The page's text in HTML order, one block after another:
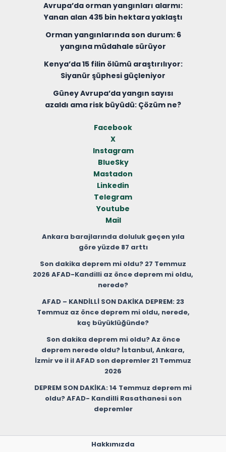
Avrupa’da orman yangınları alarmı:
Yanan alan 435 bin hektara yaklaştı
Orman yangınlarında son durum: 6
yangına müdahale sürüyor
Kenya’da 15 filin ölümü araştırılıyor:
Siyanür şüphesi güçleniyor
Güney Avrupa’da yangın sayısı
azaldı ama risk büyüdü: Çözüm ne?
Facebook
X
Instagram
BlueSky
Mastadon
Linkedin
Telegram
Youtube
Mail
Ankara barajlarında doluluk geçen yıla
göre yüzde 87 arttı
Son dakika deprem mi oldu? 27 Temmuz
2026 AFAD-Kandilli az önce deprem mi oldu,
nerede?
AFAD – KANDİLLİ SON DAKİKA DEPREM: 23
Temmuz az önce deprem mi oldu, nerede,
kaç büyüklüğünde?
Son dakika deprem mi oldu? Az önce
deprem nerede oldu? İstanbul, Ankara,
İzmir ve il il AFAD son depremler 21 Temmuz
2026
DEPREM SON DAKİKA: 14 Temmuz deprem mi
oldu? AFAD- Kandilli Rasathanesi son
depremler
Hakkımızda